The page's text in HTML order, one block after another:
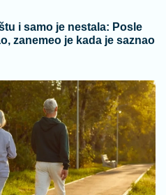
i samo je nestala: Posle
zanemeo je kada je saznao